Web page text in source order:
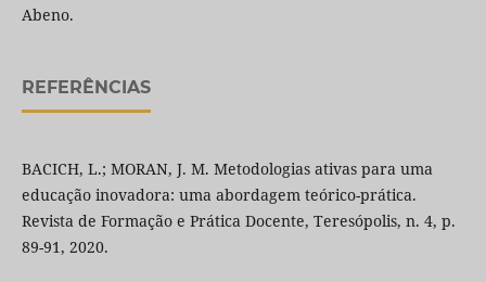
Abeno.
REFERÊNCIAS
BACICH, L.; MORAN, J. M. Metodologias ativas para uma
educação inovadora: uma abordagem teórico-prática.
Revista de Formação e Prática Docente, Teresópolis, n. 4, p.
89-91, 2020.